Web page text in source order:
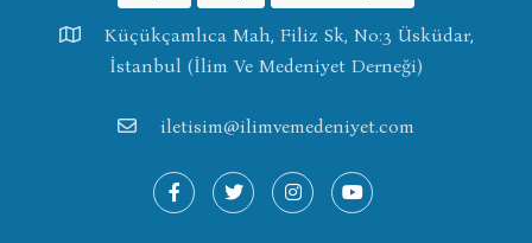
Küçükçamlıca Mah, Filiz Sk, No:3 Üsküdar,
İstanbul (İlim Ve Medeniyet Derneği)
iletisim@ilimvemedeniyet.com